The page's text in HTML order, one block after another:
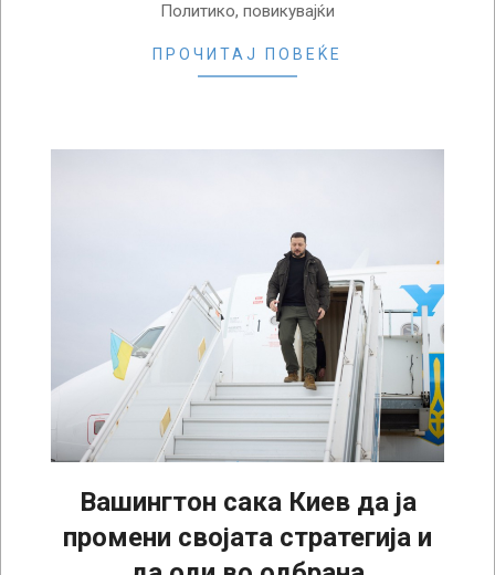
Политико, повикувајќи
ПРОЧИТАЈ ПОВЕЌЕ
Вашингтон сака Киев да ја
промени својата стратегија и